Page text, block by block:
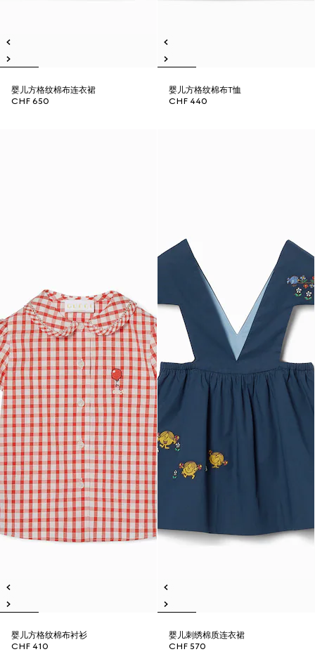
婴儿方格纹棉布连衣裙
CHF 650
婴儿方格纹棉布T恤
CHF 440
婴儿方格纹棉布衬衫
CHF 410
婴儿刺绣棉质连衣裙
CHF 570